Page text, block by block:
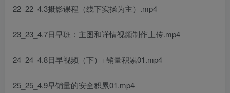
22_22_4.3摄影课程（线下实操为主）.mp4
23_23_4.7日早班：主图和详情视频制作上传.mp4
24_24_4.8日早视频（下）+销量积累01.mp4
25_25_4.9早销量的安全积累01.mp4